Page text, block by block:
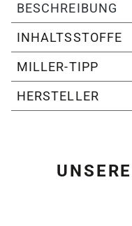
BESCHREIBUNG
INHALTSSTOFFE
MILLER-TIPP
HERSTELLER